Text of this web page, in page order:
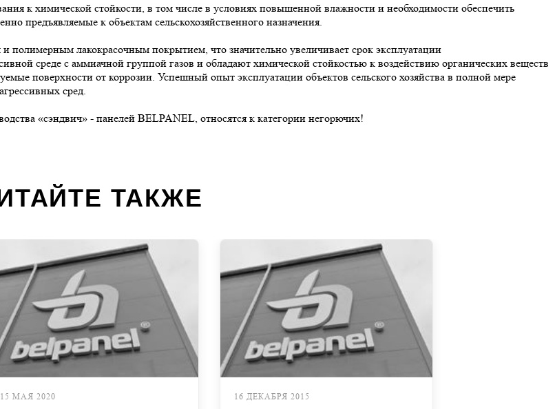
к химической стойкости, в том числе в условиях повышенной влажности и необходимости обеспечить
предъявляемые к объектам сельскохозяйственного назначения.
лакокрасочным покрытием, что значительно увеличивает срок эксплуатации
среде с аммиачной группой газов и обладают химической стойкостью к воздействию органических веществ
поверхности от коррозии. Успешный опыт эксплуатации объектов сельского хозяйства в полной мере
сред.
«сэндвич» - панелей BELPANEL, относятся к категории негорючих!
ТАКЖЕ
15 МАЯ 2020 16 ДЕКАБРЯ 2015